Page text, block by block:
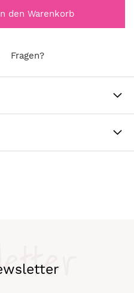
den Warenkorb
Fragen?